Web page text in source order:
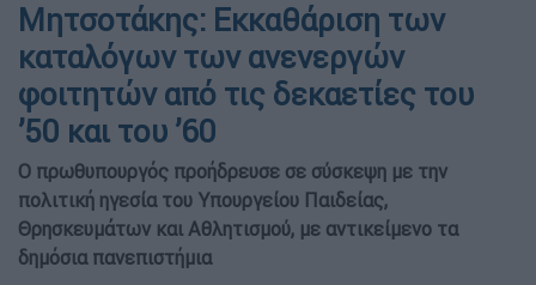
Μητσοτάκης: Εκκαθάριση των
καταλόγων των ανενεργών
φοιτητών από τις δεκαετίες του
’50 και του ’60
Ο πρωθυπουργός προήδρευσε σε σύσκεψη με την
πολιτική ηγεσία του Υπουργείου Παιδείας,
Θρησκευμάτων και Αθλητισμού, με αντικείμενο τα
δημόσια πανεπιστήμια